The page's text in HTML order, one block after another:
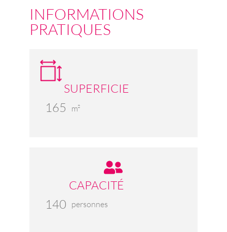
INFORMATIONS
PRATIQUES
SUPERFICIE
165 m²
CAPACITÉ
140 personnes